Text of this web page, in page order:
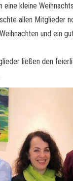
eine kleine
allen Mitglieder
und ein
ließen den